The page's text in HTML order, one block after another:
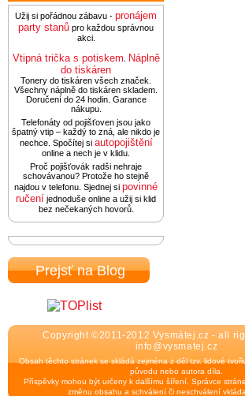
Užij si pořádnou zábavu - pronájem
party stanů pro každou správnou
akci.
Vtipná trička s potiskem Náplně
do tiskáren
Tonery do tiskáren všech značek.
Všechny náplně do tiskáren skladem.
Doručení do 24 hodin. Garance
nákupu.
Telefonáty od pojišťoven jsou jako
špatný vtip – každý to zná, ale nikdo je
nechce. Spočítej si autopojištění
online a nech je v klidu.
Proč pojišťovák radši nehraje
schovávanou? Protože ho stejně
najdou v telefonu. Sjednej si povinné
ručení jednoduše online a užij si klid
bez nečekaných hovorů.
Prejsť na Blog
Copyright ©2011-2012 Vysmátej.cz - all
info@vysmatej.cz
Obsah těchto stránek se skládá zejména z děl tzv. lidové
původu nebo autora díla.
Příspěvky mohou být určeny k dalšímu šíření. Správce
změnu obsahu a schválení či neschválení